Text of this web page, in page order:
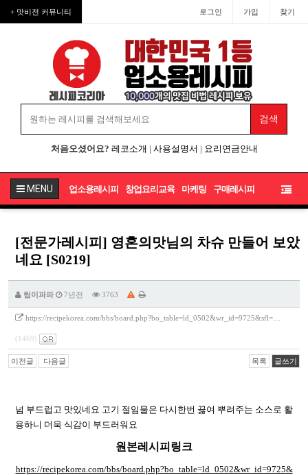
+ 맛비전 커뮤니티 로그인 가입 찾기
처음오셨어요? 레코소개 | 사용설명서 | 요리연금안내
MENU 업소용레시피 창업요리교육 마케팅 구매레시피
[전문가레시피] 영혼의맛님의 차슈 만들어 보았
네요 [S0219]
림이파파 7년전 3763
https://recipekorea.com/bbs/board.php?bo_table=ld_0502&wr_id=9725&sfl=…
(1469)
이전글 다음글 목록 글쓰기
넘 부드럽고 맛있네요 고기 절임물은 다시한번 끓여 뿌려주는 소스로 활
용하니 더욱 식감이 부드러워요
원본레시피링크
https://recipekorea.com/bbs/board.php?bo_table=ld_0502&wr_id=9725&